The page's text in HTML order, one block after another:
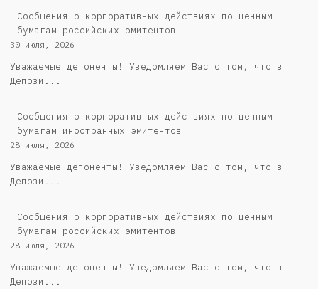
Cообщения о корпоративных действиях по ценным
бумагам российских эмитентов
30 июля, 2026
Уважаемые депоненты! Уведомляем Вас о том, что в
Депози...
Сообщения о корпоративных действиях по ценным
бумагам иностранных эмитентов
28 июля, 2026
Уважаемые депоненты! Уведомляем Вас о том, что в
Депози...
Cообщения о корпоративных действиях по ценным
бумагам российских эмитентов
28 июля, 2026
Уважаемые депоненты! Уведомляем Вас о том, что в
Депози...